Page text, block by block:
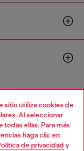
sitio utiliza cookies de
Al seleccionar
ellas. Para más
haga clic en
de privacidad y